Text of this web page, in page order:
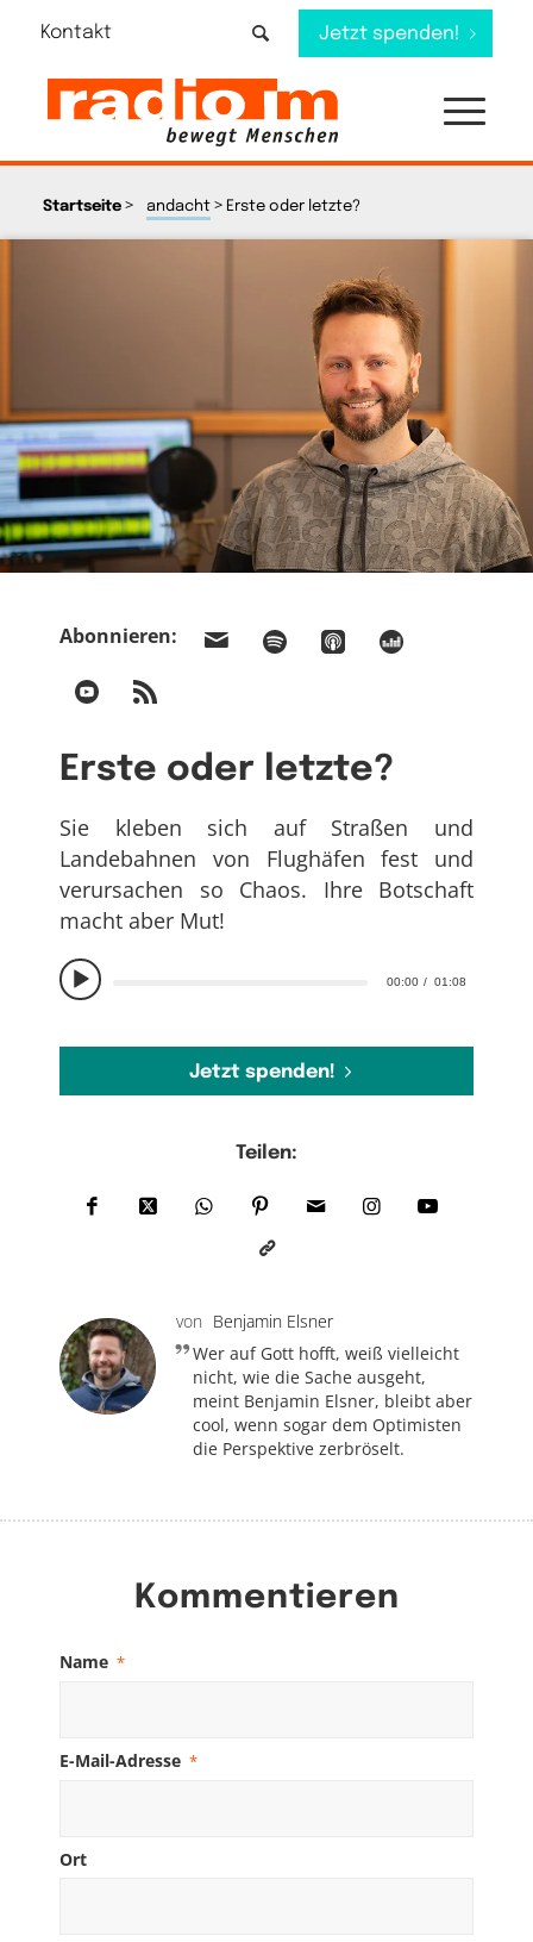
Kontakt Jetzt spenden!
Startseite> andacht> Erste oder letzte?
Abonnieren:
Erste oder letzte?
00:00 01:08
Sie kleben sich auf Straßen und
Landebahnen von Flughäfen fest und
verursachen so Chaos. Ihre Botschaft
macht aber Mut!
Jetzt spenden!
Teilen:
von Benjamin Elsner
Wer auf Gott hofft, weiß vielleicht
nicht, wie die Sache ausgeht,
meint Benjamin Elsner, bleibt aber
cool, wenn sogar dem Optimisten
die Perspektive zerbröselt.
Kommentieren
Name *
E-Mail-Adresse *
Ort